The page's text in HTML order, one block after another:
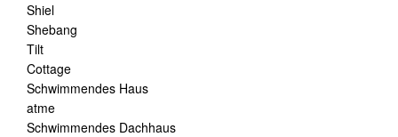
Shiel
Shebang
Tilt
Cottage
Schwimmendes Haus
atme
Schwimmendes Dachhaus